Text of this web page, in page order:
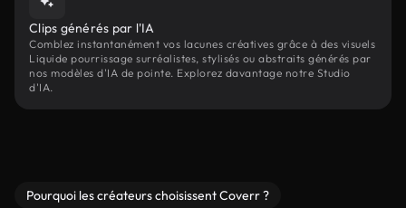
Clips générés par l'IA
Comblez instantanément vos lacunes créatives grâce à des visuels
Liquide pourrissage surréalistes, stylisés ou abstraits générés par
nos modèles d'IA de pointe. Explorez davantage notre Studio
d'IA.
Pourquoi les créateurs choisissent Coverr ?